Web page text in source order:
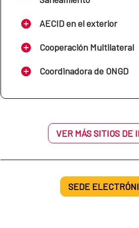
AECID en el exterior
Cooperación Multilateral
Coordinadora de ONGD
VER MÁS SITIOS DE
SEDE